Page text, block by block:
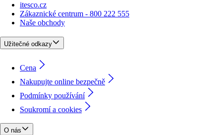
itesco.cz
Zákaznické centrum - 800 222 555
Naše obchody
Užitečné odkazy
Cena
Nakupujte online bezpečně
Podmínky používání
Soukromí a cookies
O nás